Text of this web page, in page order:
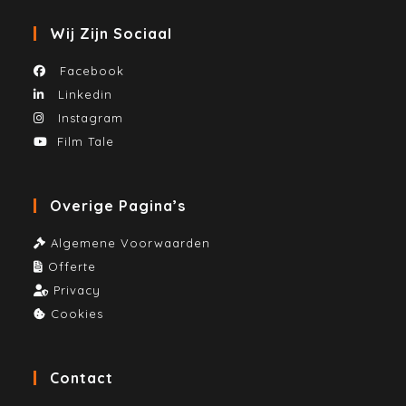
Wij Zijn Sociaal
Facebook
Linkedin
Instagram
Film Tale
Overige Pagina’s
Algemene Voorwaarden
Offerte
Privacy
Cookies
Contact